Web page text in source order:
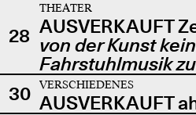
28
THEATER
AUSVERKAUFT
von der Kunst
Fahrstuhlmusik
30
VERSCHIEDENES
AUSVERKAUFT